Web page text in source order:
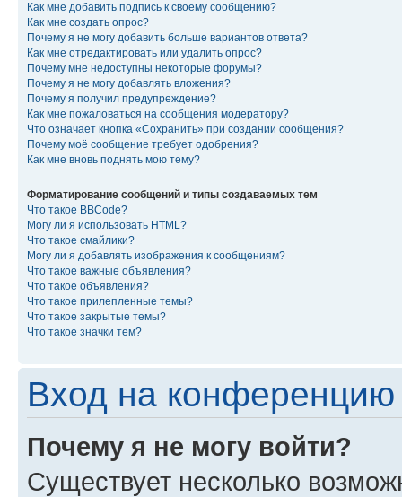
Как мне добавить подпись к своему сообщению?
Как мне создать опрос?
Почему я не могу добавить больше вариантов ответа?
Как мне отредактировать или удалить опрос?
Почему мне недоступны некоторые форумы?
Почему я не могу добавлять вложения?
Почему я получил предупреждение?
Как мне пожаловаться на сообщения модератору?
Что означает кнопка «Сохранить» при создании сообщения?
Почему моё сообщение требует одобрения?
Как мне вновь поднять мою тему?
Форматирование сообщений и типы создаваемых тем
Что такое BBCode?
Могу ли я использовать HTML?
Что такое смайлики?
Могу ли я добавлять изображения к сообщениям?
Что такое важные объявления?
Что такое объявления?
Что такое прилепленные темы?
Что такое закрытые темы?
Что такое значки тем?
Вход на конференцию
Почему я не могу войти?
Существует несколько